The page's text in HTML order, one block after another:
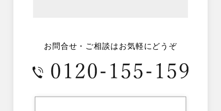
お問合せ・ご相談はお気軽にどうぞ